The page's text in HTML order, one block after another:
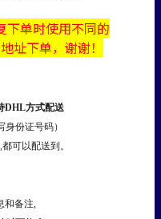
下单时使用不同的
址下单，谢谢！
DHL方式配送
身份证号码）
可以配送到。
和备注,